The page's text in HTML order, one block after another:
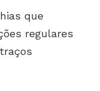
que
regulares